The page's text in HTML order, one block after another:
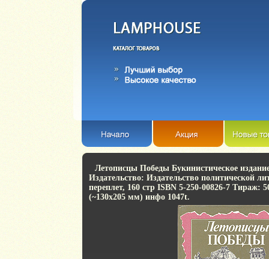
Летописцы Победы Букинистическое
Издательство: Издательство политической
переплет, 160 стр ISBN 5-250-00826-7 Тираж:
(~130х205 мм) инфо 1047t.